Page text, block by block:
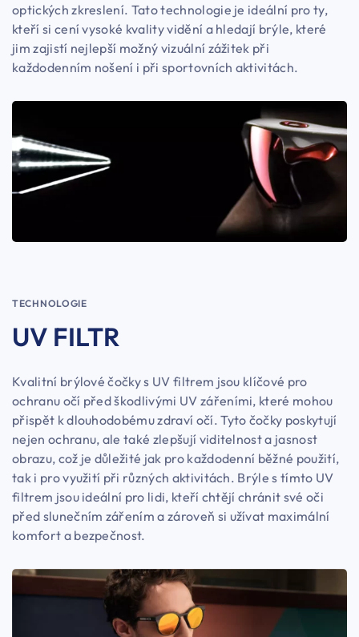
optických zkreslení. Tato technologie je ideální pro ty,
kteří si cení vysoké kvality vidění a hledají brýle, které
jim zajistí nejlepší možný vizuální zážitek při
každodenním nošení i při sportovních aktivitách.
TECHNOLOGIE
UV FILTR
Kvalitní brýlové čočky s UV filtrem jsou klíčové pro
ochranu očí před škodlivými UV zářeními, které mohou
přispět k dlouhodobému zdraví očí. Tyto čočky poskytují
nejen ochranu, ale také zlepšují viditelnost a jasnost
obrazu, což je důležité jak pro každodenní běžné použití,
tak i pro využití při různých aktivitách. Brýle s tímto UV
filtrem jsou ideální pro lidi, kteří chtějí chránit své oči
před slunečním zářením a zároveň si užívat maximální
komfort a bezpečnost.